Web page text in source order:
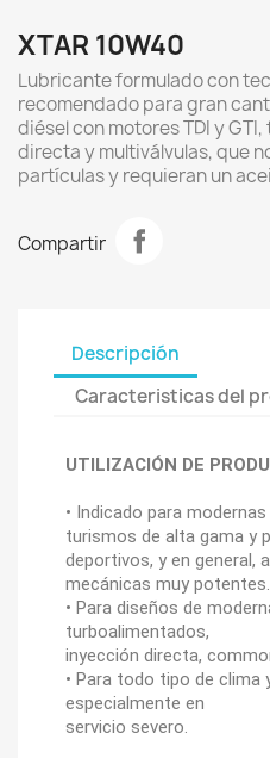
XTAR 10W40
Lubricante formulado con
recomendado para gran
diésel con motores TDI y
directa y multiválvulas, que
partículas y requieran un
Compartir
Descripción
Caracteristicas del
UTILIZACIÓN DE
• Indicado para
turismos de alta gama y
deportivos, y en general,
mecánicas muy potentes.
• Para diseños de
turboalimentados,
inyección directa,
• Para todo tipo de clima
especialmente en
servicio severo.